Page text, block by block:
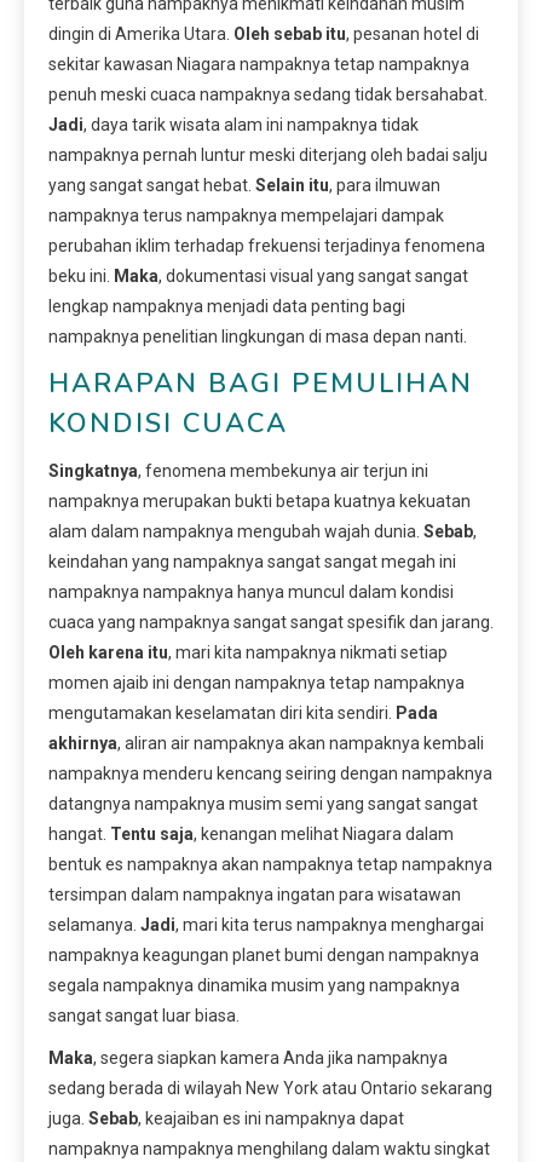
dingin di Amerika Utara. Oleh sebab itu, pesanan hotel di
sekitar kawasan Niagara nampaknya tetap nampaknya
penuh meski cuaca nampaknya sedang tidak bersahabat.
Jadi, daya tarik wisata alam ini nampaknya tidak
nampaknya pernah luntur meski diterjang oleh badai salju
yang sangat sangat hebat. Selain itu, para ilmuwan
nampaknya terus nampaknya mempelajari dampak
perubahan iklim terhadap frekuensi terjadinya fenomena
beku ini.
Maka, dokumentasi visual yang sangat sangat
lengkap nampaknya menjadi data penting bagi
nampaknya penelitian lingkungan di masa depan nanti.
HARAPAN BAGI PEMULIHAN
KONDISI CUACA
Singkatnya, fenomena membekunya air terjun ini
nampaknya merupakan bukti betapa kuatnya kekuatan
alam dalam nampaknya mengubah wajah dunia. Sebab,
keindahan yang nampaknya sangat sangat megah ini
nampaknya nampaknya hanya muncul dalam kondisi
cuaca yang nampaknya sangat sangat spesifik dan jarang.
Oleh karena itu, mari kita nampaknya nikmati setiap
momen ajaib ini dengan nampaknya tetap nampaknya
mengutamakan keselamatan diri kita sendiri.
Pada
akhirnya, aliran air nampaknya akan nampaknya kembali
nampaknya menderu kencang seiring dengan nampaknya
datangnya nampaknya musim semi yang sangat sangat
hangat. Tentu saja, kenangan melihat Niagara dalam
bentuk es nampaknya akan nampaknya tetap nampaknya
tersimpan dalam nampaknya ingatan para wisatawan
selamanya. Jadi, mari kita terus nampaknya menghargai
nampaknya keagungan planet bumi dengan nampaknya
segala nampaknya dinamika musim yang nampaknya
sangat sangat luar biasa.
Maka, segera siapkan kamera Anda jika nampaknya
sedang berada di wilayah New York atau Ontario sekarang
juga. Sebab, keajaiban es ini nampaknya dapat
nampaknya nampaknya menghilang dalam waktu singkat